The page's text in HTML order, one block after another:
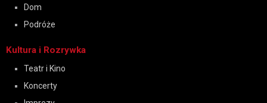
Dom
Podróże
Kultura i Rozrywka
Teatr i Kino
Koncerty